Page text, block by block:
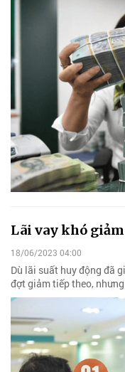
Lãi vay khó
18/06/2023 04:00
Dù lãi suất huy động đã
đợt giảm tiếp theo,